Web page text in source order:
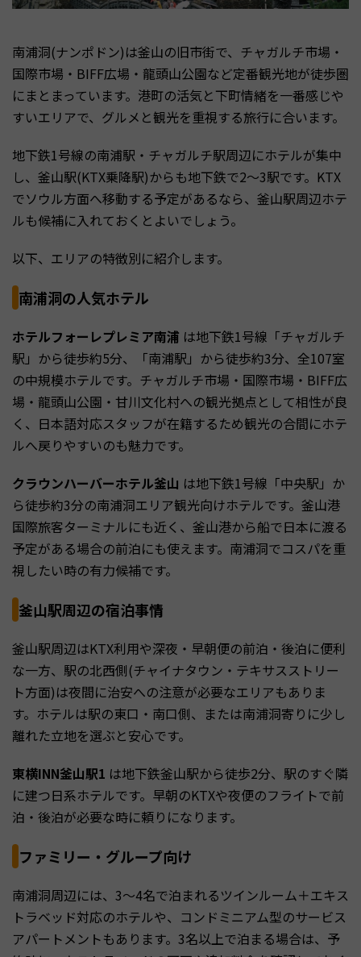
南浦洞(ナンポドン)は釜山の旧市街で、チャガルチ市場・
国際市場・BIFF広場・龍頭山公園など定番観光地が徒歩圏
にまとまっています。港町の活気と下町情緒を一番感じや
すいエリアで、グルメと観光を重視する旅行に合います。
地下鉄1号線の南浦駅・チャガルチ駅周辺にホテルが集中
し、釜山駅(KTX乗降駅)からも地下鉄で2〜3駅です。KTX
でソウル方面へ移動する予定があるなら、釜山駅周辺ホテ
ルも候補に入れておくとよいでしょう。
以下、エリアの特徴別に紹介します。
南浦洞の人気ホテル
ホテルフォーレプレミア南浦 は地下鉄1号線「チャガルチ
駅」から徒歩約5分、「南浦駅」から徒歩約3分、全107室
の中規模ホテルです。チャガルチ市場・国際市場・BIFF広
場・龍頭山公園・甘川文化村への観光拠点として相性が良
く、日本語対応スタッフが在籍するため観光の合間にホテ
ルへ戻りやすいのも魅力です。
クラウンハーバーホテル釜山 は地下鉄1号線「中央駅」か
ら徒歩約3分の南浦洞エリア観光向けホテルです。釜山港
国際旅客ターミナルにも近く、釜山港から船で日本に渡る
予定がある場合の前泊にも使えます。南浦洞でコスパを重
視したい時の有力候補です。
釜山駅周辺の宿泊事情
釜山駅周辺はKTX利用や深夜・早朝便の前泊・後泊に便利
な一方、駅の北西側(チャイナタウン・テキサスストリー
ト方面)は夜間に治安への注意が必要なエリアもありま
す。ホテルは駅の東口・南口側、または南浦洞寄りに少し
離れた立地を選ぶと安心です。
東横INN釜山駅1 は地下鉄釜山駅から徒歩2分、駅のすぐ隣
に建つ日系ホテルです。早朝のKTXや夜便のフライトで前
泊・後泊が必要な時に頼りになります。
ファミリー・グループ向け
南浦洞周辺には、3〜4名で泊まれるツインルーム＋エキス
トラベッド対応のホテルや、コンドミニアム型のサービス
アパートメントもあります。3名以上で泊まる場合は、予